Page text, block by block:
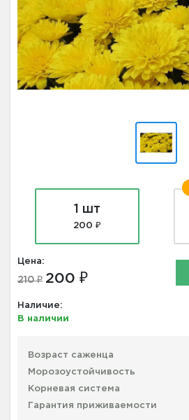
1 шт
200 ₽
Цена:
210 ₽ 200 ₽
Наличие:
В наличии
Возраст саженца
Морозоустойчивость
Корневая система
Гарантия приживаемости